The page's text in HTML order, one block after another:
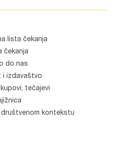
lista čekanja
čekanja
do nas
i izdavaštvo
tečajevi
kontekstu